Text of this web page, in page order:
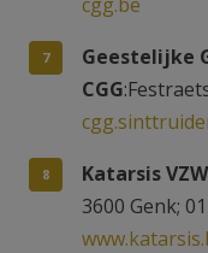
Geestelijke
CGG
Katarsis VZW
3600 Genk;